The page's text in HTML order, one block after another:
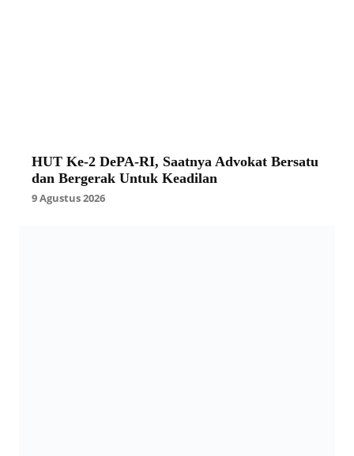
HUT Ke-2 DePA-RI, Saatnya Advokat Bersatu
dan Bergerak Untuk Keadilan
9 Agustus 2026